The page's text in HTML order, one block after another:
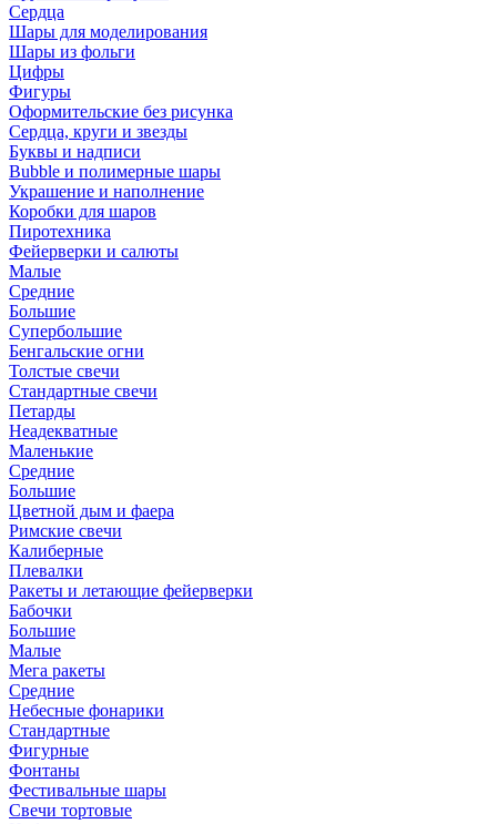
Сердца
Шары для моделирования
Шары из фольги
Цифры
Фигуры
Оформительские без рисунка
Сердца, круги и звезды
Буквы и надписи
Bubble и полимерные шары
Украшение и наполнение
Коробки для шаров
Пиротехника
Фейерверки и салюты
Малые
Средние
Большие
Супербольшие
Бенгальские огни
Толстые свечи
Стандартные свечи
Петарды
Неадекватные
Маленькие
Средние
Большие
Цветной дым и фаера
Римские свечи
Калиберные
Плевалки
Ракеты и летающие фейерверки
Бабочки
Большие
Малые
Мега ракеты
Средние
Небесные фонарики
Стандартные
Фигурные
Фонтаны
Фестивальные шары
Свечи тортовые